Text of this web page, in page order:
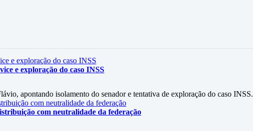
e exploração do caso INSS
apontando isolamento do senador e tentativa de exploração do caso INSS.
com neutralidade da federação